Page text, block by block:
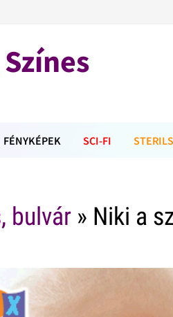
FÉNYKÉPEK SCI-FI
bulvár » Niki a